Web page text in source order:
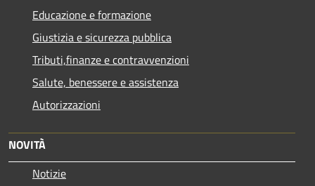
Educazione e formazione
Giustizia e sicurezza pubblica
Tributi,finanze e contravvenzioni
Salute, benessere e assistenza
Autorizzazioni
NOVITÀ
Notizie